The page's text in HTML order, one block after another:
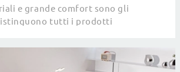
e grande comfort sono gli
tutti i prodotti